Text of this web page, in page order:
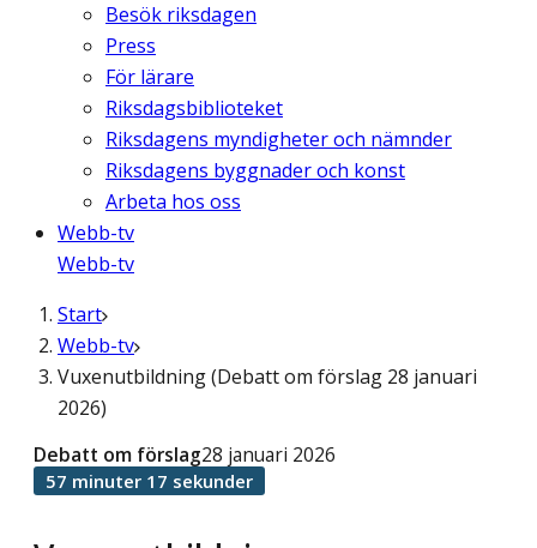
Besök riksdagen
Press
För lärare
Riksdagsbiblioteket
Riksdagens myndigheter och nämnder
Riksdagens byggnader och konst
Arbeta hos oss
Webb-tv
Webb-tv
Start
Webb-tv
Vuxenutbildning (Debatt om förslag 28 januari
2026)
Debatt om förslag28 januari 2026
57 minuter 17 sekunder